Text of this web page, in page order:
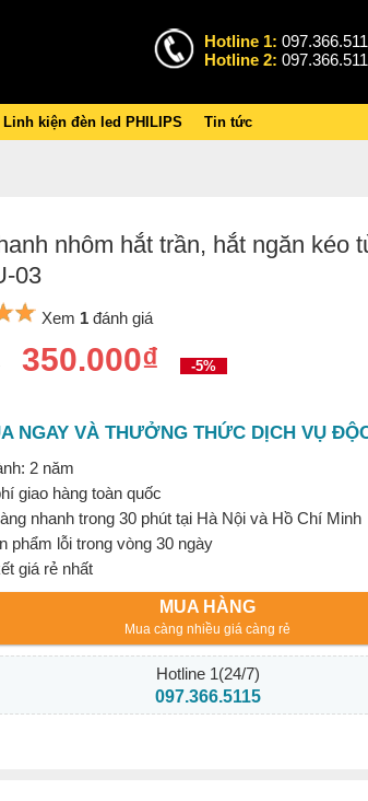
Hotline 1:
Hotline 2:
Linh kiện đèn led PHILIPS Tin tức
nhôm hắt trần, hắt ngăn kéo
03
Xem 1 đánh giá
350.000₫ -5%
NGAY VÀ THƯỞNG THỨC DỊCH VỤ
2 năm
giao hàng toàn quốc
nhanh trong 30 phút tại Hà Nội và Hồ Chí Minh
phẩm lỗi trong vòng 30 ngày
giá rẻ nhất
MUA HÀNG
Mua càng nhiều giá càng rẻ
Hotline 1(24/7)
097.366.5115